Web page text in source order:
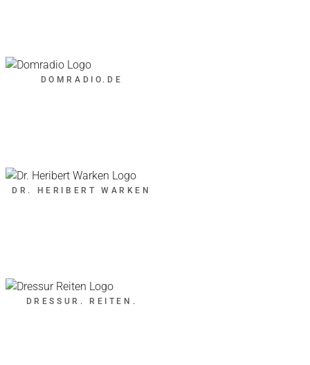
DOMRADIO.DE
DR. HERIBERT WARKEN
DRESSUR. REITEN.